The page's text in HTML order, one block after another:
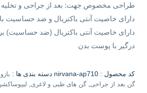
طراحی مخصوص جهت: بعد از جراحی و تخلیه
دارای خاصیت آنتی باکتریال و ضد حساسیت با
دارای خاصیت آنتی باکتریال (ضد حساسیت)
درگیر با پوست بدن
کد محصول : nirvana-ap710 دسته بندی ها : بازو
گن بعد از جراحی,گن های طبی و لاغری,